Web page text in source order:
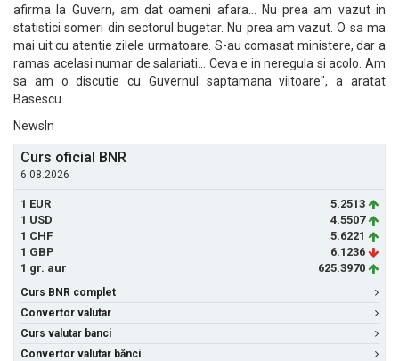
afirma la Guvern, am dat oameni afara... Nu prea am vazut in
statistici someri din sectorul bugetar. Nu prea am vazut. O sa ma
mai uit cu atentie zilele urmatoare. S-au comasat ministere, dar a
ramas acelasi numar de salariati... Ceva e in neregula si acolo. Am
sa am o discutie cu Guvernul saptamana viitoare", a aratat
Basescu.
NewsIn
Curs oficial BNR
6.08.2026
1 EUR
5.2513
1 USD
4.5507
1 CHF
5.6221
1 GBP
6.1236
1 gr. aur
625.3970
Curs BNR complet
Convertor valutar
Curs valutar banci
Convertor valutar bănci